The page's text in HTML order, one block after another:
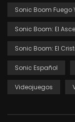
Sonic Boom Fuego
Sonic Boom: El
Sonic Boom: El
Sonic Español
Videojuegos